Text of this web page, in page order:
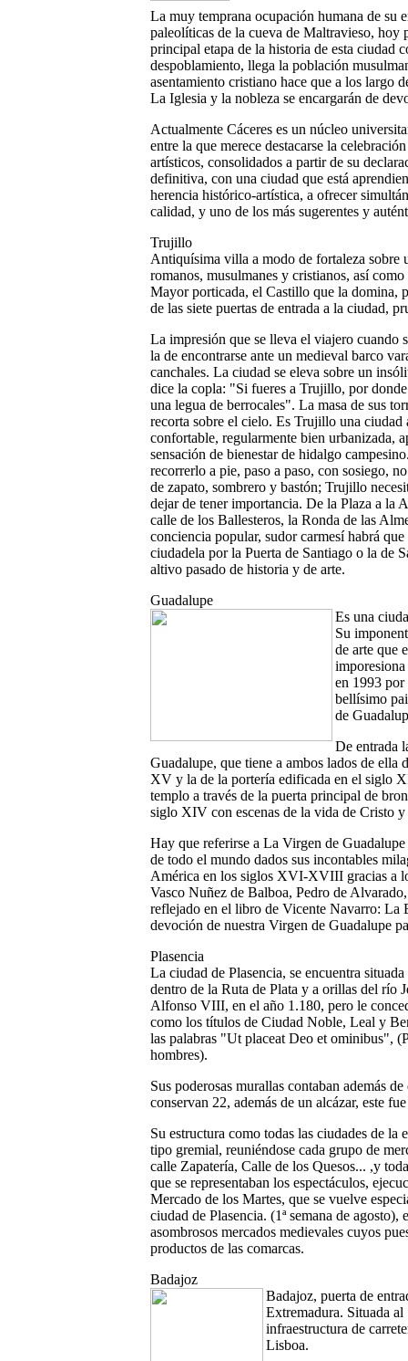
La muy temprana ocupación humana de su
paleolíticas de la cueva de Maltravieso, hoy
principal etapa de la historia de esta ciudad
despoblamiento, llega la población
asentamiento cristiano hace que a los largo
La Iglesia y la nobleza se encargarán de
Actualmente Cáceres es un núcleo
entre la que merece destacarse la
artísticos, consolidados a partir de su
definitiva, con una ciudad que está
herencia histórico-artística, a ofrecer
calidad, y uno de los más sugerentes y
Trujillo
Antiquísima villa a modo de fortaleza sobre
romanos, musulmanes y cristianos, así
Mayor porticada, el Castillo que la domina,
de las siete puertas de entrada a la ciudad,
La impresión que se lleva el viajero cuando
la de encontrarse ante un medieval barco
canchales. La ciudad se eleva sobre un
dice la copla: "Si fueres a Trujillo, por donde
una legua de berrocales". La masa de sus
recorta sobre el cielo. Es Trujillo una ciudad
confortable, regularmente bien urbanizada,
sensación de bienestar de hidalgo
recorrerlo a pie, paso a paso, con sosiego,
de zapato, sombrero y bastón; Trujillo
dejar de tener importancia. De la Plaza a la
calle de los Ballesteros, la Ronda de las
conciencia popular, sudor carmesí habrá
ciudadela por la Puerta de Santiago o la de
altivo pasado de historia y de arte.
Guadalupe
Es una
Su
de arte que
imporesiona
en 1993
bellísimo
de
De entrada
Guadalupe, que tiene a ambos lados de ella
XV y la de la portería edificada en el siglo
templo a través de la puerta principal de
siglo XIV con escenas de la vida de Cristo
Hay que referirse a La Virgen de
de todo el mundo dados sus incontables
América en los siglos XVI-XVIII gracias a
Vasco Nuñez de Balboa, Pedro de
reflejado en el libro de Vicente Navarro: La
devoción de nuestra Virgen de Guadalupe
Plasencia
La ciudad de Plasencia, se encuentra
dentro de la Ruta de Plata y a orillas del río
Alfonso VIII, en el año 1.180, pero le
como los títulos de Ciudad Noble, Leal y
las palabras "Ut placeat Deo et ominibus",
hombres).
Sus poderosas murallas contaban además
conservan 22, además de un alcázar, este
Su estructura como todas las ciudades de la
tipo gremial, reuniéndose cada grupo de
calle Zapatería, Calle de los Quesos... ,y
que se representaban los espectáculos,
Mercado de los Martes, que se vuelve
ciudad de Plasencia. (1ª semana de
asombrosos mercados medievales cuyos
productos de las comarcas.
Badajoz
Badajoz, puerta de
Extremadura. Situada al
infraestructura de
Lisboa.